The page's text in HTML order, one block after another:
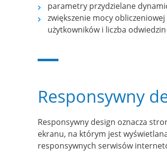
parametry przydzielane
zwiększenie mocy
użytkowników i liczba
Responsywny
Responsywny design oznacza
ekranu, na którym jest
responsywnych serwisów